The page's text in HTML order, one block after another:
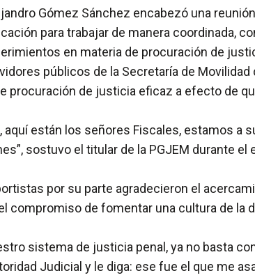
Gómez Sánchez encabezó una
para trabajar de manera coordinada,
en materia de procuración de
públicos de la Secretaría de Movilidad
procuración de justicia eficaz a efecto de
están los señores Fiscales, estamos a
sostuvo el titular de la PGJEM durante el
por su parte agradecieron el
compromiso de fomentar una cultura de la
sistema de justicia penal, ya no basta
Judicial y le diga: ese fue el que me